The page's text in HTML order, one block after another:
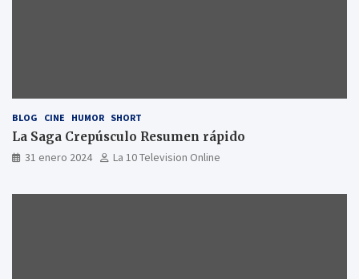
BLOG CINE HUMOR SHORT
La Saga Crepúsculo Resumen rápido
31 enero 2024 La 10 Television Online